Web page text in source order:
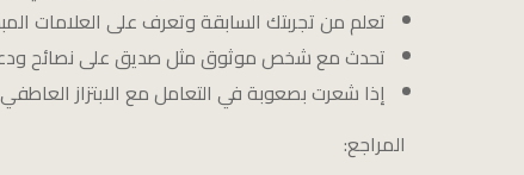
تعلم من تجربتك السابقة وتعرف على العلامات
تحدث مع شخص موثوق مثل صديق على نصائح
إذا شعرت بصعوبة في التعامل مع الابتزاز
المراجع: